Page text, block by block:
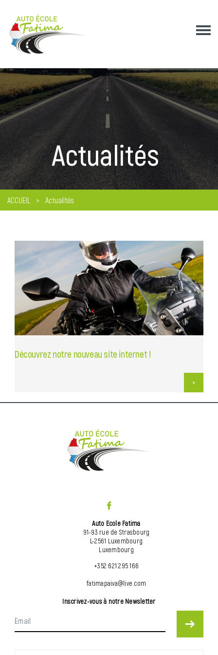
Actualités
ACCUEIL Actualités
Découvrez notre nouveau site internet !
Auto Ecole Fatima
91-93 rue de Strasbourg
L-2561 Luxembourg
Luxembourg
+352 621 295 166
fatimapaiva@live.com
Inscrivez-vous à notre Newsletter